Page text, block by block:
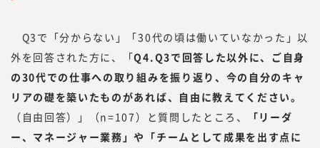
Q3で「分からない」「30代の頃は働いていなかった」以
外を回答された方に、「Q4.Q3で回答した以外に、ご自身
の30代での仕事への取り組みを振り返り、今の自分のキャ
リアの礎を築いたものがあれば、自由に教えてください。
（自由回答）」（n=107）と質問したところ、
「リーダ
ー、マネージャー業務」や「チームとして成果を出す点に